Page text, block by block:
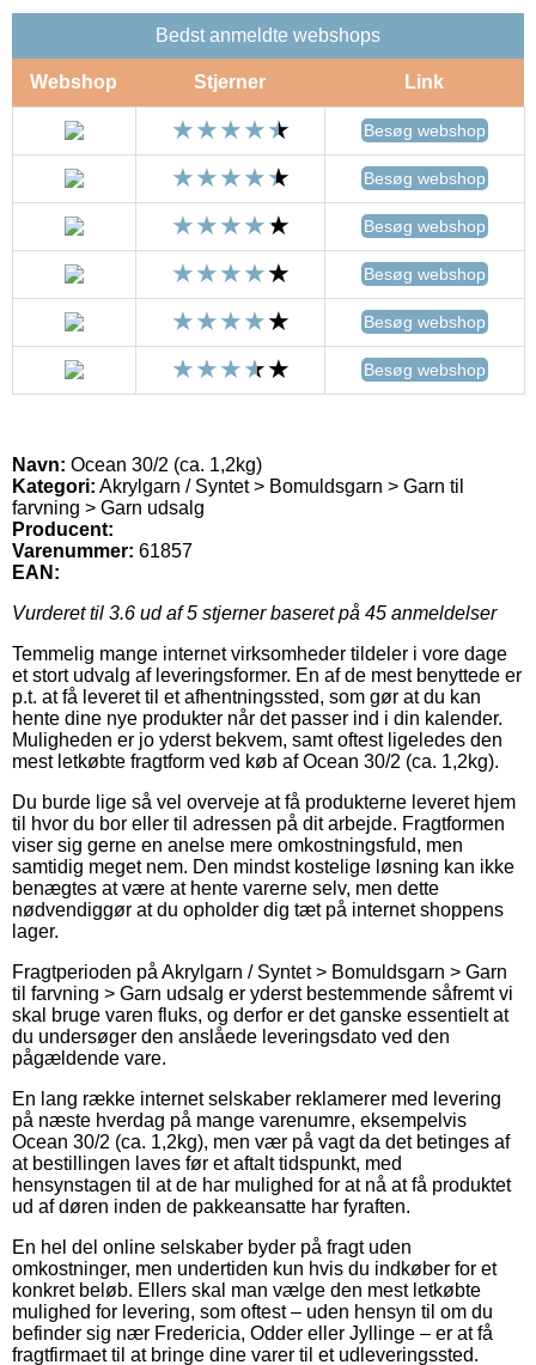
Bedst anmeldte webshops
Webshop Stjerner Link
Besøg webshop
Besøg webshop
Besøg webshop
Besøg webshop
Besøg webshop
Besøg webshop
Navn: Ocean 30/2 (ca. 1,2kg)
Kategori: Akrylgarn / Syntet > Bomuldsgarn > Garn til
farvning > Garn udsalg
Producent:
Varenummer: 61857
EAN:
Vurderet til 3.6 ud af 5 stjerner baseret på 45 anmeldelser
Temmelig mange internet virksomheder tildeler i vore dage
et stort udvalg af leveringsformer. En af de mest benyttede er
p.t. at få leveret til et afhentningssted, som gør at du kan
hente dine nye produkter når det passer ind i din kalender.
Muligheden er jo yderst bekvem, samt oftest ligeledes den
mest letkøbte fragtform ved køb af Ocean 30/2 (ca. 1,2kg).
Du burde lige så vel overveje at få produkterne leveret hjem
til hvor du bor eller til adressen på dit arbejde. Fragtformen
viser sig gerne en anelse mere omkostningsfuld, men
samtidig meget nem. Den mindst kostelige løsning kan ikke
benægtes at være at hente varerne selv, men dette
nødvendiggør at du opholder dig tæt på internet shoppens
lager.
Fragtperioden på Akrylgarn / Syntet > Bomuldsgarn > Garn
til farvning > Garn udsalg er yderst bestemmende såfremt vi
skal bruge varen fluks, og derfor er det ganske essentielt at
du undersøger den anslåede leveringsdato ved den
pågældende vare.
En lang række internet selskaber reklamerer med levering
på næste hverdag på mange varenumre, eksempelvis
Ocean 30/2 (ca. 1,2kg), men vær på vagt da det betinges af
at bestillingen laves før et aftalt tidspunkt, med
hensynstagen til at de har mulighed for at nå at få produktet
ud af døren inden de pakkeansatte har fyraften.
En hel del online selskaber byder på fragt uden
omkostninger, men undertiden kun hvis du indkøber for et
konkret beløb. Ellers skal man vælge den mest letkøbte
mulighed for levering, som oftest – uden hensyn til om du
befinder sig nær Fredericia, Odder eller Jyllinge – er at få
fragtfirmaet til at bringe dine varer til et udleveringssted.